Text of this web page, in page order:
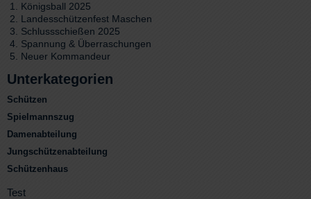
Königsball 2025
Landesschützenfest Maschen
Schlussschießen 2025
Spannung & Überraschungen
Neuer Kommandeur
Unterkategorien
Schützen
Spielmannszug
Damenabteilung
Jungschützenabteilung
Schützenhaus
Test